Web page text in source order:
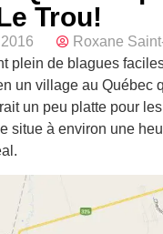
Trou!
Roxane
plein de blagues
un village au Québec
un peu platte pour
situe à environ une